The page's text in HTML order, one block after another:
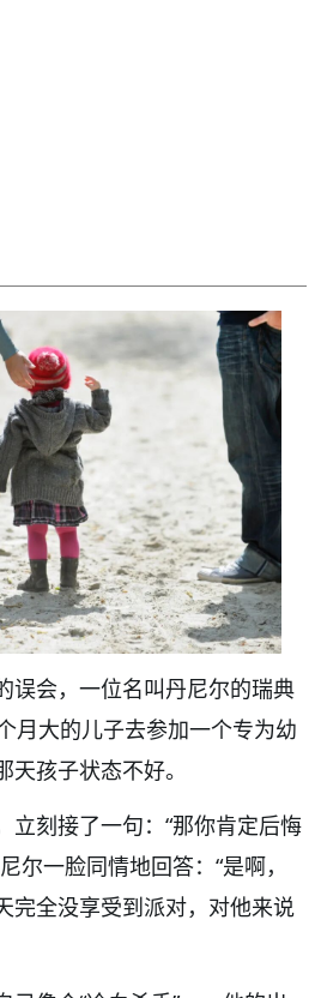
误会，一位名叫丹尼尔的瑞典
月大的儿子去参加一个专为幼
孩子状态不好。
立刻接了一句：“那你肯定后悔
尔一脸同情地回答：“是啊，
完全没享受到派对，对他来说